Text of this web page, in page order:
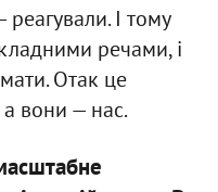
І тому
речами, і
Отак це
а вони — нас.